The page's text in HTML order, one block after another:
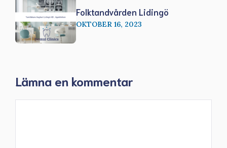
Folktandvården Lidingö
OKTOBER 16, 2023
Lämna en kommentar